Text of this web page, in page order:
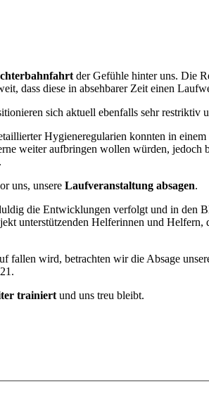
der Gefühle hinter uns. Die
dass diese in absehbarer Zeit einen
sich aktuell ebenfalls sehr restriktiv
Hygieneregularien konnten in
weiter aufbringen wollen würden,
uns, unsere Laufveranstaltung absagen.
die Entwicklungen verfolgt und in den
unterstützenden Helferinnen und
fallen wird, betrachten wir die Absage
trainiert und uns treu bleibt.